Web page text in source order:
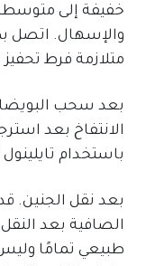
خفيفة إلى
والإسهال. اتصل
متلازمة فرط
بعد سحب
الانتفاخ بعد
باستخدام تايلينول
بعد نقل الجنين.
الصافية بعد
طبيعي تمامًا